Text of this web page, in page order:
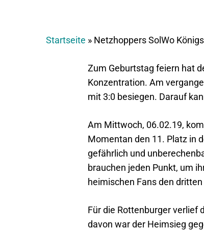
Startseite » Netzhoppers SolWo
Zum Geburtstag feiern hat
Konzentration. Am
mit 3:0 besiegen. Darauf
Am Mittwoch, 06.02.19,
Momentan den 11. Platz in
gefährlich und
brauchen jeden Punkt, um
heimischen Fans den
Für die Rottenburger verlief
davon war der Heimsieg